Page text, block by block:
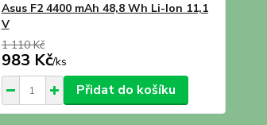
Asus F2 4400 mAh 48,8 Wh Li-Ion 11,1
V
1 110 Kč
983 Kč/ks
Přidat do košíku